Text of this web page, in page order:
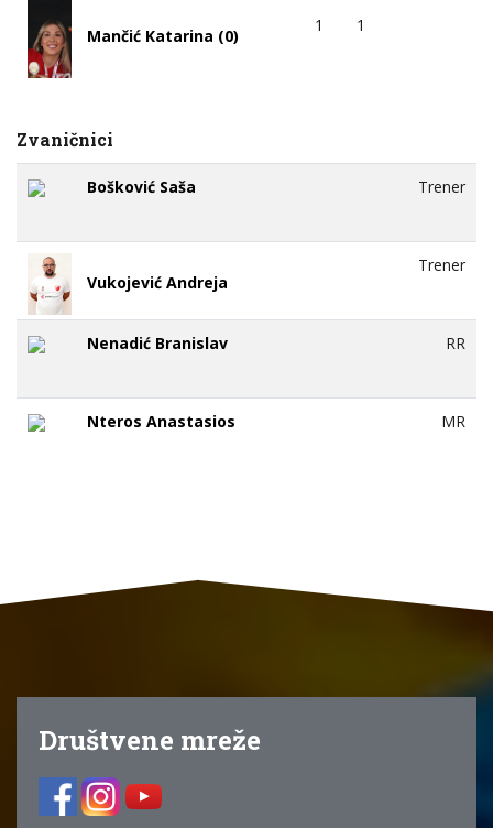
Mančić Katarina (0)
1 1
Zvaničnici
Bošković Saša Trener
Vukojević Andreja
Trener
Nenadić Branislav RR
Nteros Anastasios MR
Društvene mreže